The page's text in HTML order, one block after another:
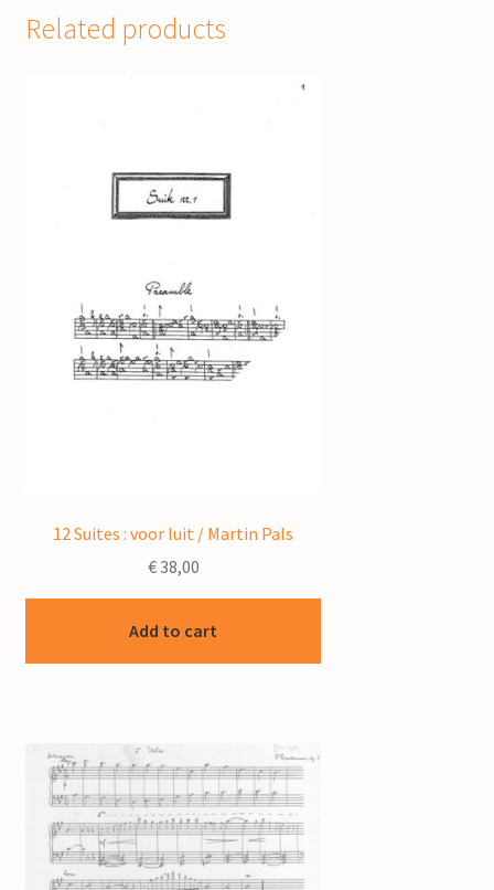
Related products
12 Suites : voor luit / Martin Pals
€38,00
Add to cart